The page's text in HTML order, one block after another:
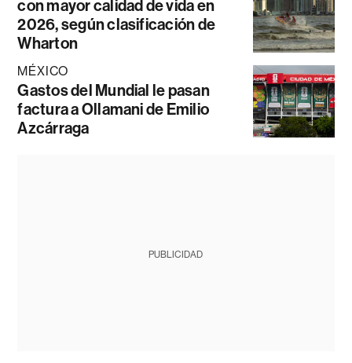
con mayor calidad de vida en
2026, según clasificación de
Wharton
MÉXICO
Gastos del Mundial le pasan
factura a Ollamani de Emilio
Azcárraga
PUBLICIDAD